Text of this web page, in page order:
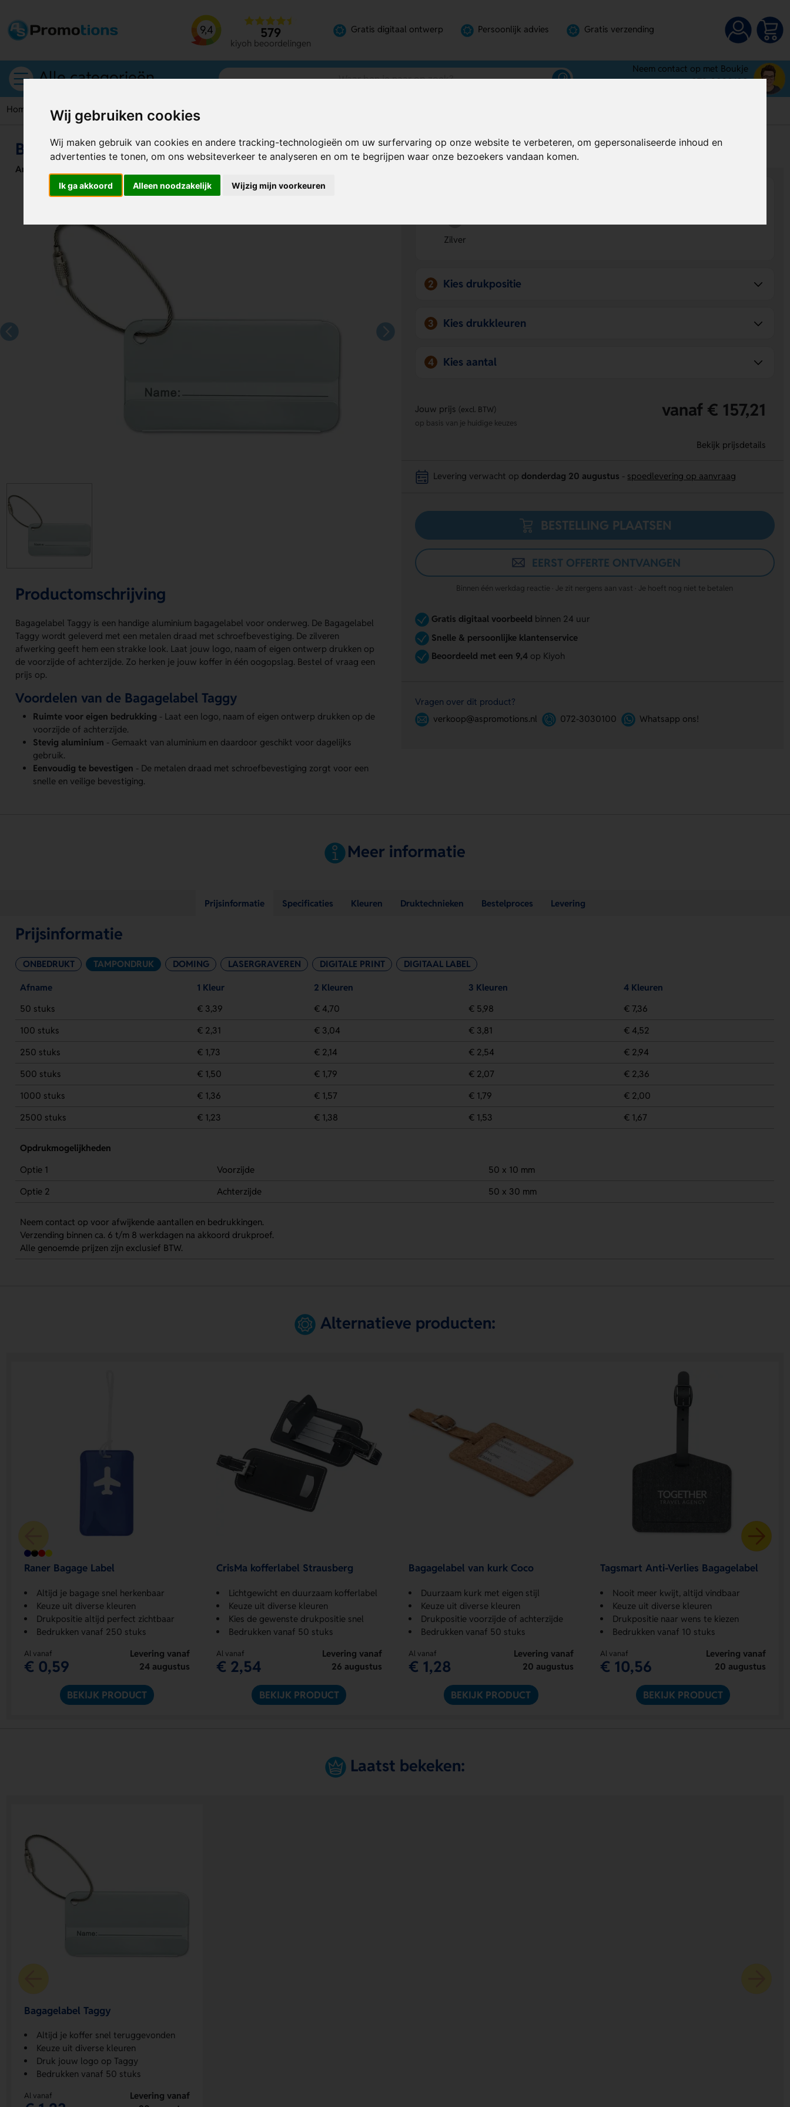
Wij gebruiken cookies
Wij maken gebruik van cookies en andere tracking-technologieën om uw surfervaring op onze website te verbeteren, om gepersonaliseerde inhoud en
advertenties te tonen, om ons websiteverkeer te analyseren en om te begrijpen waar onze bezoekers vandaan komen.
Ik ga akkoord Alleen noodzakelijk Wijzig mijn voorkeuren
9,4 579
kiyoh beoordelingen
Gratis digitaal ontwerp Persoonlijk advies Gratis verzending
Alle categorieën
Neem contact op met Boukje
072-3030100
Home Bagagelabels Bagagelabel Taggy
Bagagelabel Taggy
Artikelnummer:
Productomschrijving
Bagagelabel Taggy is een handige aluminium bagagelabel voor onderweg. De Bagagelabel
Taggy wordt geleverd met een metalen draad met schroefbevestiging. De zilveren
afwerking geeft hem een strakke look. Laat jouw logo, naam of eigen ontwerp drukken op
de voorzijde of achterzijde. Zo herken je jouw koffer in één oogopslag. Bestel of vraag een
prijs op.
Voordelen van de Bagagelabel Taggy
Ruimte voor eigen bedrukking - Laat een logo, naam of eigen ontwerp drukken op de
voorzijde of achterzijde.
Stevig aluminium - Gemaakt van aluminium en daardoor geschikt voor dagelijks
gebruik.
Eenvoudig te bevestigen - De metalen draad met schroefbevestiging zorgt voor een
snelle en veilige bevestiging.
Bereken mijn prijs Al vanaf€ 1,23per stuk (excl. BTW)
Zilver
2 Kies drukpositie
3 Kies drukkleuren
4 Kies aantal
Jouw prijs (excl. BTW) vanaf € 157,21
op basis van je huidige keuzes
Bekijk prijsdetails
Levering verwacht op donderdag 20 augustus spoedlevering op aanvraag
BESTELLING PLAATSEN
EERST OFFERTE ONTVANGEN
Binnen één werkdag reactie · Je zit nergens aan vast · Je hoeft nog niet te betalen
Gratis digitaal voorbeeldbinnen 24 uur
Snelle & persoonlijke klantenservice
Beoordeeld met een 9,4op Kiyoh
Vragen over dit product?
verkoop@aspromotions.nl
072-3030100 Whatsapp ons!
Meer informatie
Prijsinformatie Specificaties Kleuren Druktechnieken Bestelproces Levering
Prijsinformatie
ONBEDRUKT TAMPONDRUK DOMING LASERGRAVEREN DIGITALE PRINT DIGITAAL LABEL
Afname 1 Kleur 2 Kleuren 3 Kleuren
4 Kleuren
50 stuks
€ 3,39 € 4,70 € 5,98
€ 7,36
100 stuks
€ 2,31 € 3,04 € 3,81
€ 4,52
250 stuks
€ 1,73 € 2,14 € 2,54
€ 2,94
500 stuks
€ 1,50 € 1,79 € 2,07
€ 2,36
1000 stuks
€ 1,36 € 1,57 € 1,79
€ 2,00
2500 stuks
€ 1,23 € 1,38 € 1,53 € 1,67
Opdrukmogelijkheden
Optie 1
Voorzijde
50 x 10 mm
Optie 2
Achterzijde 50 x 30 mm
Neem contact op voor afwijkende aantallen en bedrukkingen.
Verzending binnen ca. 6 t/m 8 werkdagen na akkoord drukproef.
Alle genoemde prijzen zijn exclusief BTW.
Alternatieve producten:
Raner Bagage Label
Altijd je bagage snel herkenbaar
Keuze uit diverse kleuren
Drukpositie altijd perfect zichtbaar
Bedrukken vanaf 250 stuks
Al vanaf
€ 0,59
Levering vanaf
24 augustus
BEKIJK PRODUCT
CrisMa kofferlabel Strausberg
Lichtgewicht en duurzaam kofferlabel
Keuze uit diverse kleuren
Kies de gewenste drukpositie snel
Bedrukken vanaf 50 stuks
Al vanaf
€ 2,54
Levering vanaf
26 augustus
BEKIJK PRODUCT
Bagagelabel van kurk Coco
Duurzaam kurk met eigen stijl
Keuze uit diverse kleuren
Drukpositie voorzijde of achterzijde
Bedrukken vanaf 50 stuks
Al vanaf
€ 1,28
Levering vanaf
20 augustus
BEKIJK PRODUCT
Tagsmart Anti-Verlies Bagagelabel
Nooit meer kwijt, altijd vindbaar
Keuze uit diverse kleuren
Drukpositie naar wens te kiezen
Bedrukken vanaf 10 stuks
Al vanaf
€ 10,56
Levering vanaf
20 augustus
BEKIJK PRODUCT
Laatst bekeken:
Bagagelabel Taggy
Altijd je koffer snel teruggevonden
Keuze uit diverse kleuren
Druk jouw logo op Taggy
Bedrukken vanaf 50 stuks
Al vanaf
Levering vanaf